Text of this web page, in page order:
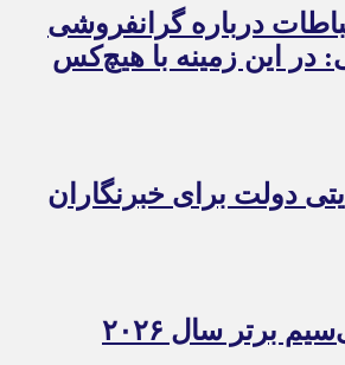
درباره گرانفروشی
در این زمینه با هیچ‌کس
گیگابایتی دولت برای خبرنگاران
برتر سال ۲۰۲۶